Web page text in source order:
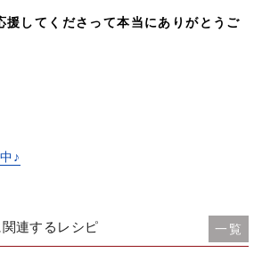
援してくださって本当にありがとうご
♪
関連するレシピ 一覧